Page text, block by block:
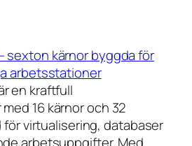
sexton kärnor byggda för
arbetsstationer
en kraftfull
16 kärnor och 32
virtualisering, databaser